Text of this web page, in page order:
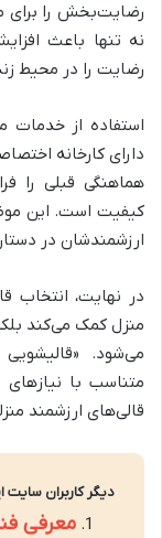
رضایت‌بخش را برای
نه تنها باعث
رضایت را در محیط
استفاده از خدمات
دارای کارخانه
هماهنگی قبلی را
کیفیت است. این
ارزشمندشان در
در نهایت، انتخاب
منزل کمک می‌کند
می‌شود.
متناسب با
قالی‌های ارزشمند
دیگر کاربران
معرفی